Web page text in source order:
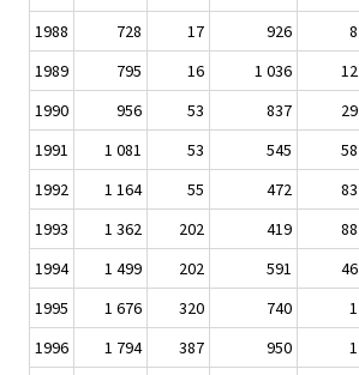
1988
728 17 926 8
1989
795 16 1 036 12
1990
956 53 837 29
1991
1 081 53 545 58
1992
1 164 55 472 83
1993
1 362 202 419 88
1994
1 499 202 591 46
1995
1 676 320 740 1
1996
1 794 387 950 1